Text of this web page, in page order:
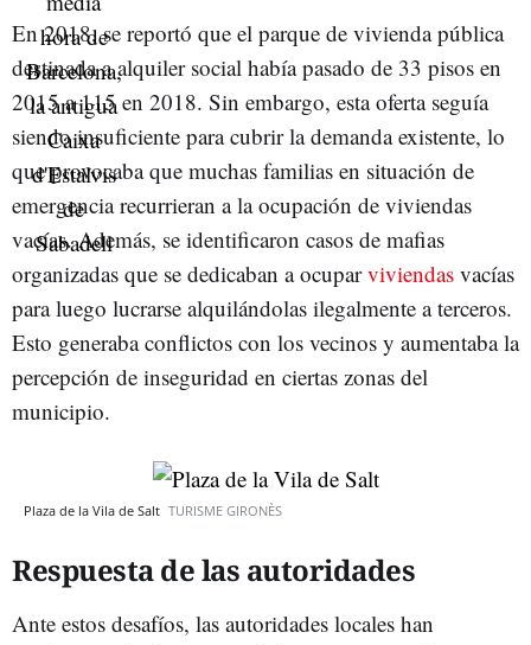
En 2018, se reportó que el parque de vivienda pública
destinada a alquiler social había pasado de 33 pisos en
2015 a 115 en 2018. Sin embargo, esta oferta seguía
siendo insuficiente para cubrir la demanda existente, lo
que provocaba que muchas familias en situación de
emergencia recurrieran a la ocupación de viviendas
vacías. Además, se identificaron casos de mafias
organizadas que se dedicaban a ocuparviviendas vacías
para luego lucrarse alquilándolas ilegalmente a terceros.
Esto generaba conflictos con los vecinos y aumentaba la
percepción de inseguridad en ciertas zonas del
municipio. ​
Plaza de la Vila de Salt TURISME GIRONÈS
Respuesta de las autoridades
Ante estos desafíos, las autoridades locales han